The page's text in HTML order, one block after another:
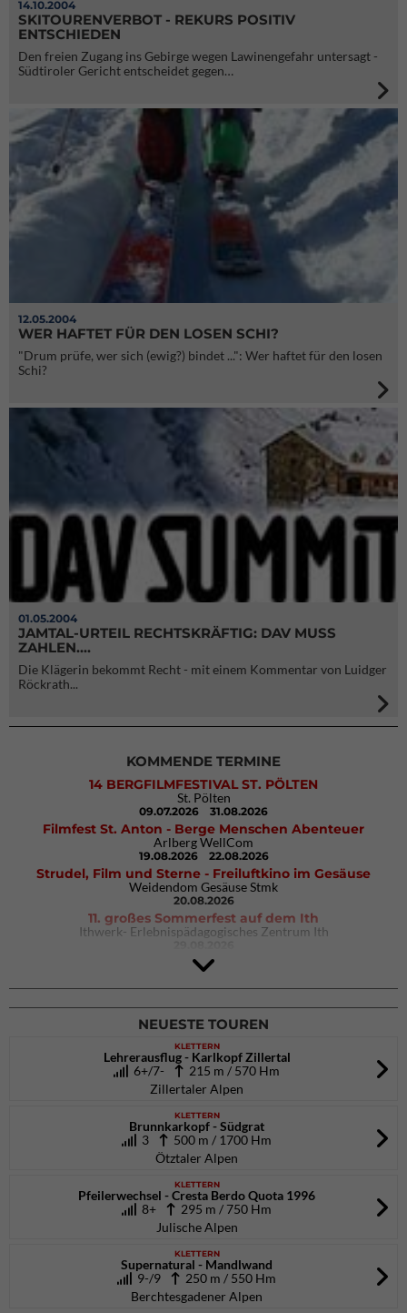
14.10.2004
SKITOURENVERBOT - REKURS POSITIV
ENTSCHIEDEN
Den freien Zugang ins Gebirge wegen Lawinengefahr untersagt -
Südtiroler Gericht entscheidet gegen…
12.05.2004
WER HAFTET FÜR DEN LOSEN SCHI?
"Drum prüfe, wer sich (ewig?) bindet ...": Wer haftet für den losen
Schi?
01.05.2004
JAMTAL-URTEIL RECHTSKRÄFTIG: DAV MUSS
ZAHLEN....
Die Klägerin bekommt Recht - mit einem Kommentar von Luidger
Röckrath...
KOMMENDE TERMINE
14 BERGFILMFESTIVAL ST. PÖLTEN
St. Pölten
09.07.2026 31.08.2026
Filmfest St. Anton - Berge Menschen Abenteuer
Arlberg WellCom
19.08.2026 22.08.2026
Strudel, Film und Sterne - Freiluftkino im Gesäuse
Weidendom Gesäuse Stmk
20.08.2026
11. großes Sommerfest auf dem Ith
Ithwerk- Erlebnispädagogisches Zentrum Ith
4Blocs KIDS 2026
DAV Kletter- & Boulderzentrum München Süd (Thalkirchen)
26.09.2026
NEUESTE TOUREN
KLETTERN
Lehrerausflug - Karlkopf Zillertal
6+/7-
215 m / 570 Hm
Zillertaler Alpen
KLETTERN
Brunnkarkopf - Südgrat
3
500 m / 1700 Hm
Ötztaler Alpen
KLETTERN
Pfeilerwechsel - Cresta Berdo Quota 1996
8+
295 m / 750 Hm
Julische Alpen
KLETTERN
Supernatural - Mandlwand
9-/9
250 m / 550 Hm
Berchtesgadener Alpen